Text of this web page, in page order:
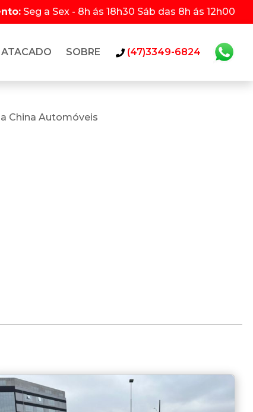
Seg a Sex - 8h ás 18h30 Sáb das 8h ás 12h00
ATACADO SOBRE (47)3349-6824
China Automóveis